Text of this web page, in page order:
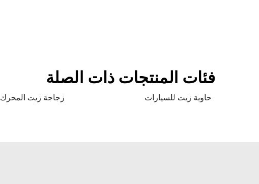
فئات المنتجات ذات الصلة
حاوية زيت للسيارات زجاجة زيت المحرك